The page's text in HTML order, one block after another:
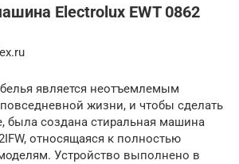
Electrolux EWT 0862
является неотъемлемым
жизни, и чтобы сделать
была создана стиральная машина
относящаяся к полностью
Устройство выполнено в